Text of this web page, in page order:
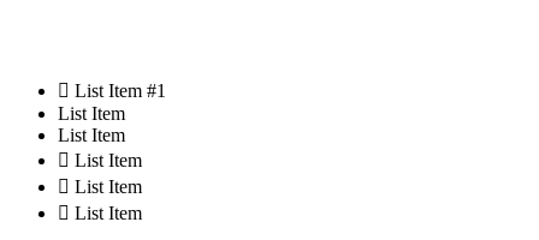
List Item #1
List Item
List Item
List Item
List Item
List Item